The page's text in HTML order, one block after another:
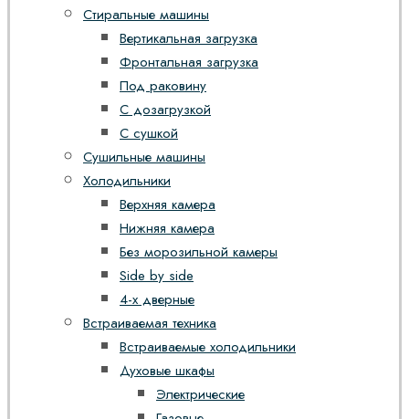
Стиральные машины
Вертикальная загрузка
Фронтальная загрузка
Под раковину
С дозагрузкой
С сушкой
Сушильные машины
Холодильники
Верхняя камера
Нижняя камера
Без морозильной камеры
Side by side
4-х дверные
Встраиваемая техника
Встраиваемые холодильники
Духовые шкафы
Электрические